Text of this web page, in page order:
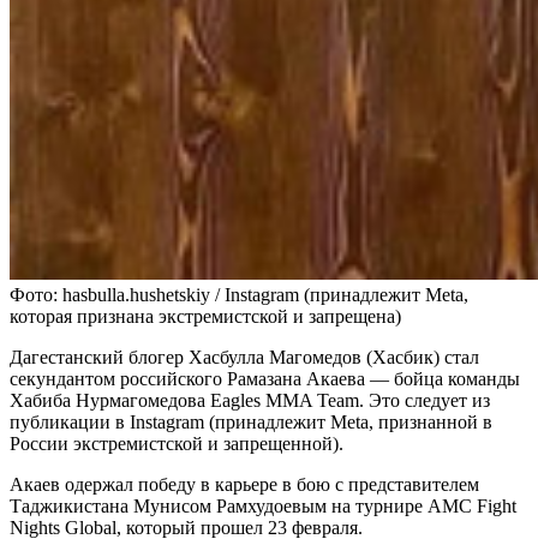
Фото: hasbulla.hushetskiy / Instagram (принадлежит Meta,
которая признана экстремистской и запрещена)
Дагестанский блогер Хасбулла Магомедов (Хасбик) стал
секундантом российского Рамазана Акаева — бойца команды
Хабиба Нурмагомедова Eagles MMA Team. Это следует из
публикации в Instagram (принадлежит Meta, признанной в
России экстремистской и запрещенной).
Акаев одержал победу в карьере в бою с представителем
Таджикистана Мунисом Рамхудоевым на турнире AMC Fight
Nights Global, который прошел 23 февраля.